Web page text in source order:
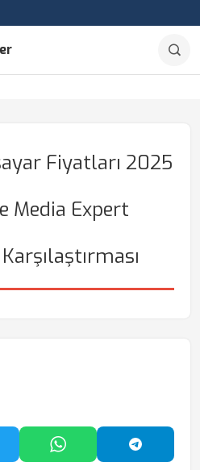
Fiyatları 2025
Media Expert
Paylaş
WhatsApp'ta Paylaş